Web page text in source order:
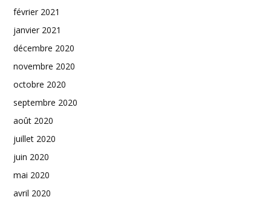
février 2021
janvier 2021
décembre 2020
novembre 2020
octobre 2020
septembre 2020
août 2020
juillet 2020
juin 2020
mai 2020
avril 2020